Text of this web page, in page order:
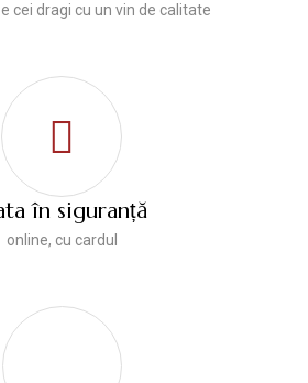
cei dragi cu un vin de calitate
în siguranță
online, cu cardul